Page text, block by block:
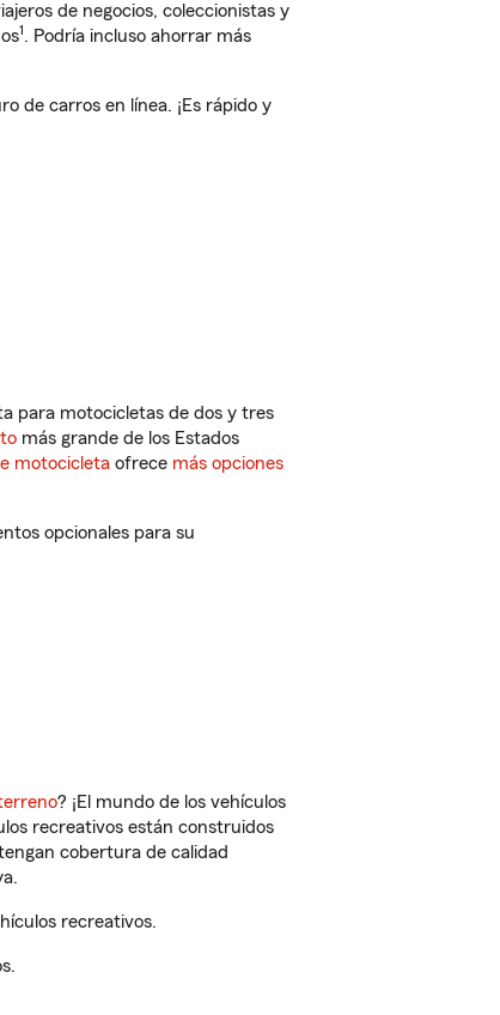
de negocios, coleccionistas y
1. Podría incluso ahorrar más
de carros en línea. ¡Es rápido y
para motocicletas de dos y tres
más grande de los Estados
motocicleta ofrece más opciones
opcionales para su
? ¡El mundo de los vehículos
recreativos están construidos
cobertura de calidad
recreativos.